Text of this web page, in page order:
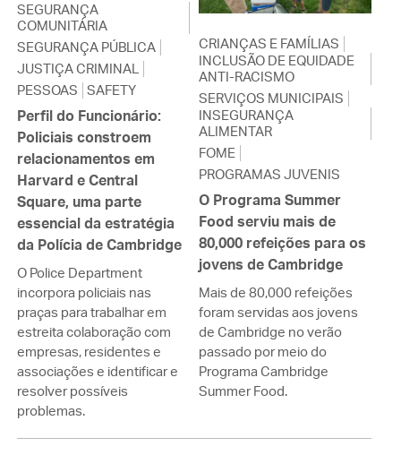
SEGURANÇA
COMUNITÁRIA
SEGURANÇA PÚBLICA
JUSTIÇA CRIMINAL
PESSOAS SAFETY
Perfil do Funcionário:
Policiais constroem
relacionamentos em
Harvard e Central
Square, uma parte
essencial da estratégia
da Polícia de Cambridge
O Police Department
incorpora policiais nas
praças para trabalhar em
estreita colaboração com
empresas, residentes e
associações e identificar e
resolver possíveis
problemas.
CRIANÇAS E FAMÍLIAS
INCLUSÃO DE EQUIDADE
ANTI-RACISMO
SERVIÇOS MUNICIPAIS
INSEGURANÇA
ALIMENTAR
FOME
PROGRAMAS JUVENIS
O Programa Summer
Food serviu mais de
80,000 refeições para os
jovens de Cambridge
Mais de 80,000 refeições
foram servidas aos jovens
de Cambridge no verão
passado por meio do
Programa Cambridge
Summer Food.